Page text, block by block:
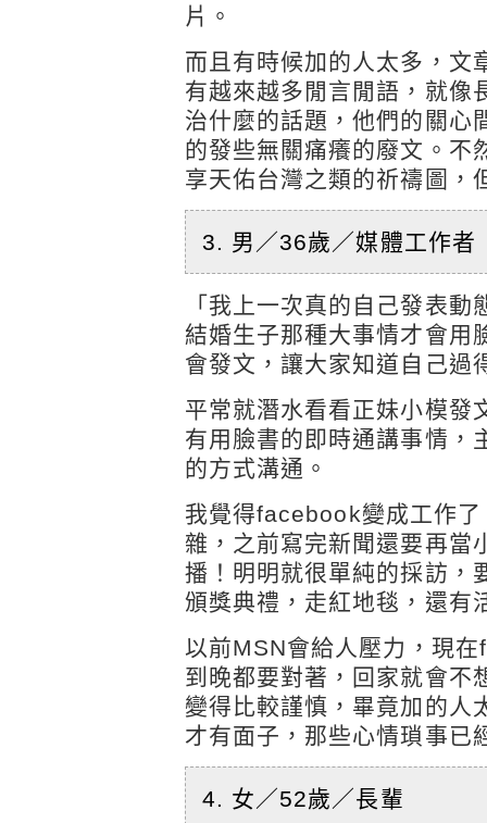
片。
而且有時候加的人太多，文
有越來越多閒言閒語，就像
治什麼的話題，他們的關心
的發些無關痛癢的廢文。不
享天佑台灣之類的祈禱圖，
3. 男／36歲／媒體工作者
「我上一次真的自己發表
結婚生子那種大事情才會用
會發文，讓大家知道自己過
平常就潛水看看正妹小模發
有用臉書的即時通講事情，
的方式溝通。
我覺得facebook變成工作
雜，之前寫完新聞還要再當
播！明明就很單純的採訪，
頒獎典禮，走紅地毯，還有
以前MSN會給人壓力，現
到晚都要對著，回家就會不
變得比較謹慎，畢竟加的人
才有面子，那些心情瑣事已
4. 女／52歲／長輩